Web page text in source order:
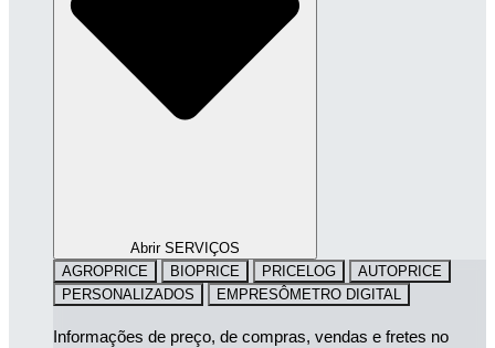
Abrir SERVIÇOS
AGROPRICE
BIOPRICE PRICELOG
AUTOPRICE
PERSONALIZADOS
EMPRESÔMETRO DIGITAL
Informações de preço, de compras, vendas e fretes no